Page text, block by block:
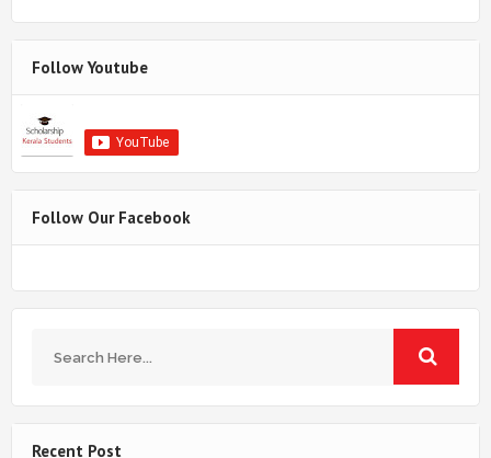
Follow Youtube
Follow Our Facebook
Recent Post